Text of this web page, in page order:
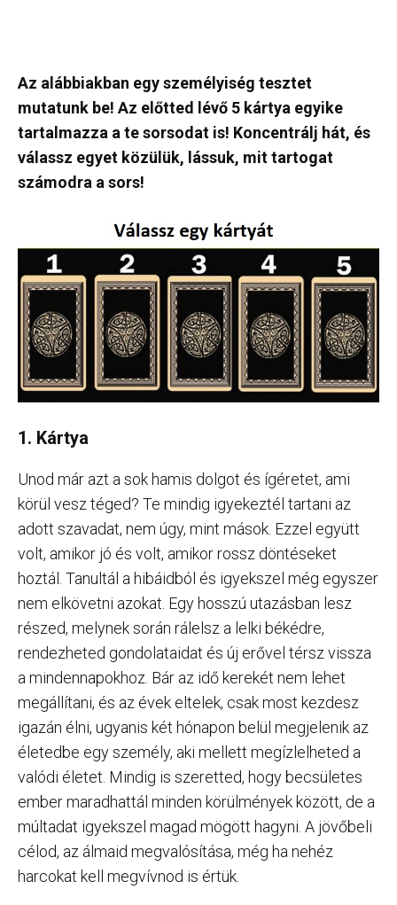
Az alábbiakban egy személyiség tesztet
mutatunk be! Az előtted lévő 5 kártya egyike
tartalmazza a te sorsodat is! Koncentrálj hát, és
válassz egyet közülük, lássuk, mit tartogat
számodra a sors!
1. Kártya
Unod már azt a sok hamis dolgot és ígéretet, ami
körül vesz téged? Te mindig igyekeztél tartani az
adott szavadat, nem úgy, mint mások. Ezzel együtt
volt, amikor jó és volt, amikor rossz döntéseket
hoztál. Tanultál a hibáidból és igyekszel még egyszer
nem elkövetni azokat. Egy hosszú utazásban lesz
részed, melynek során rálelsz a lelki békédre,
rendezheted gondolataidat és új erővel térsz vissza
a mindennapokhoz. Bár az idő kerekét nem lehet
megállítani, és az évek eltelek, csak most kezdesz
igazán élni, ugyanis két hónapon belül megjelenik az
életedbe egy személy, aki mellett megízlelheted a
valódi életet. Mindig is szeretted, hogy becsületes
ember maradhattál minden körülmények között, de a
múltadat igyekszel magad mögött hagyni. A jövőbeli
célod, az álmaid megvalósítása, még ha nehéz
harcokat kell megvívnod is értük.